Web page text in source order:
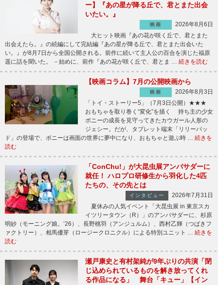
ー】『あの星が降る丘で、君とまた出会
いたい。』
映画
2026年8月6日
大ヒット映画『あの花が咲く丘で、君とまた
出会えたら。』の続編にして完結編『あの星が降る丘で、君とまた出会いた
い。』が8月7日から全国公開される。前作に続いて主人公の百合を演じた福原
遥に話を聞いた。 －始めに、前作『あの花が咲く丘で、君とま … 続きを読む
【映画コラム】7月の公開映画から
映画
2026年8月3日
「トイ・ストーリー5」（7月3日公開）★★★
おもちゃを取り巻く“変化”を描く 持ち主の少女
ボニーの成長を見守ってきたカウガール人形の
ジェシー。だが、タブレット端末「リリーパッ
ド」の登場で、ボニーは画面の世界に夢中になり、おもちゃと遊ぶ時 … 続きを
読む
「ConChu!」が大昆虫展アンバサダーに
就任！ ハロプロ研修生から羽化した4匹
たちの、その先とは
インタビュー
2026年7月31日
夏休みの人気イベント「大昆虫展 in 東京スカ
イツリータウン（R）」のアンバサダーに、杉原
明紗（モーニング娘。’26）、長野桃羽（アンジュルム）、西村乙輝（つばきフ
ァクトリー）、相馬優芽（ロージークロニクル）による特別ユニット … 続きを
読む
瀬戸康史と有村架純が9年ぶりの共演「閉
じ込められているものを解き放ってくれ
る作品になる」 舞台「キュー」【イン